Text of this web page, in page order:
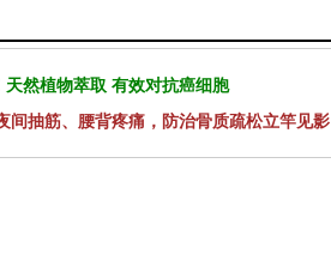
然植物萃取 有效对抗癌细胞
间抽筋、腰背疼痛，防治骨质疏松立竿见影